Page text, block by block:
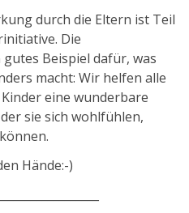
durch die Eltern ist Teil
Die
Beispiel dafür, was
macht: Wir helfen alle
eine wunderbare
sie sich wohlfühlen,
Hände:-)